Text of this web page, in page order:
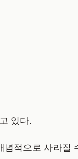
있다.
적으로 사라질